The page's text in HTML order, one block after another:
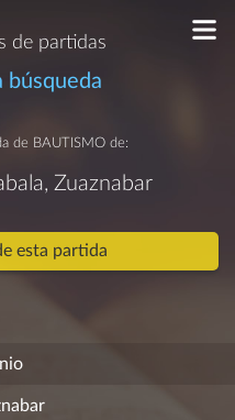
de partidas
búsqueda
de BAUTISMO de:
Zuaznabar
esta partida